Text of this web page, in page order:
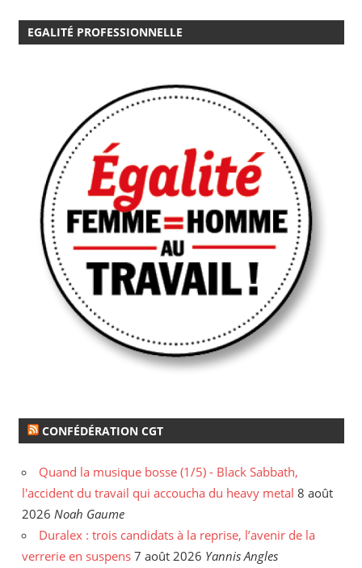
EGALITÉ PROFESSIONNELLE
CONFÉDÉRATION CGT
Quand la musique bosse (1/5) - Black Sabbath,
l'accident du travail qui accoucha du heavy metal 8 août
2026 Noah Gaume
Duralex : trois candidats à la reprise, l’avenir de la
verrerie en suspens 7 août 2026 Yannis Angles